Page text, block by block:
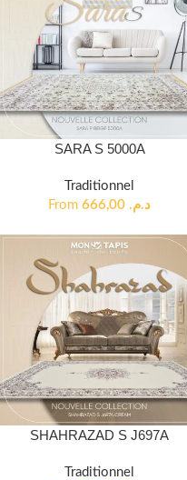
SARA S 5000A
Traditionnel
From
د.م.
SHAHRAZAD S J697A
Traditionnel